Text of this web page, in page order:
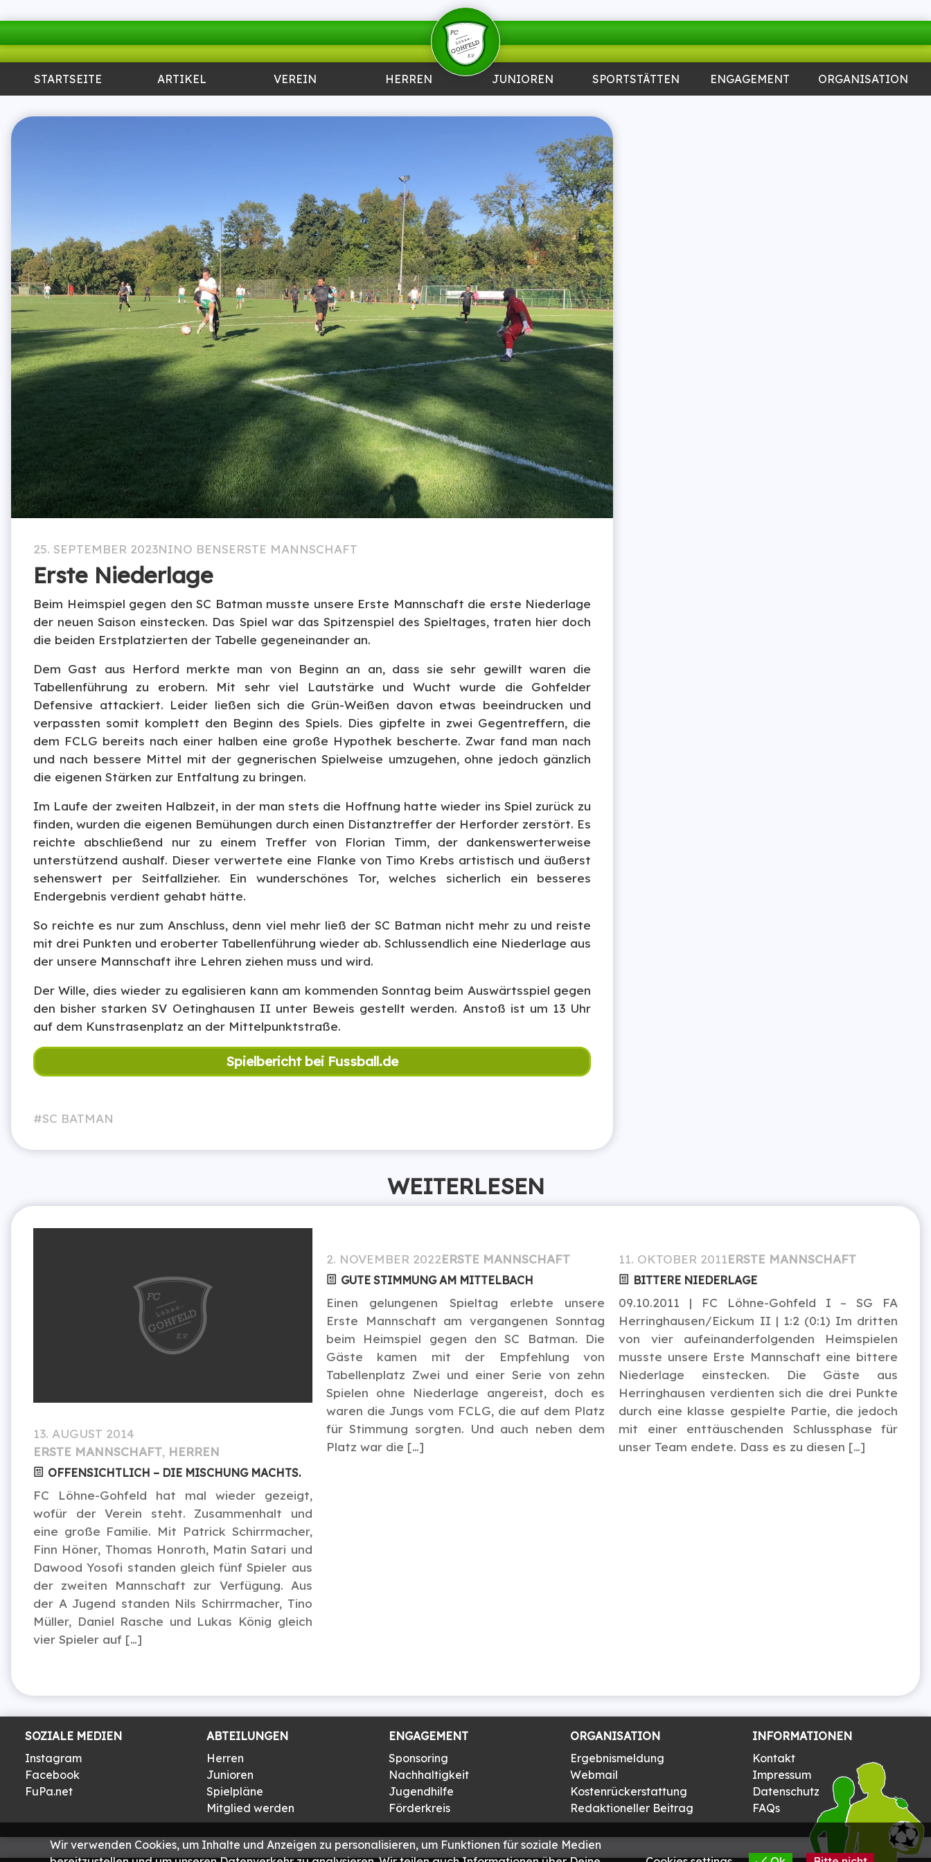
STARTSEITE ARTIKEL VEREIN HERREN JUNIOREN SPORTSTÄTTEN ENGAGEMENT ORGANISATION
25. SEPTEMBER 2023NINO BENSERSTE MANNSCHAFT
Erste Niederlage
Beim Heimspiel gegen den SC Batman musste unsere Erste Mannschaft die erste Niederlage
der neuen Saison einstecken. Das Spiel war das Spitzenspiel des Spieltages, traten hier doch
die beiden Erstplatzierten der Tabelle gegeneinander an.
Dem Gast aus Herford merkte man von Beginn an an, dass sie sehr gewillt waren die
Tabellenführung zu erobern. Mit sehr viel Lautstärke und Wucht wurde die Gohfelder
Defensive attackiert. Leider ließen sich die Grün-Weißen davon etwas beeindrucken und
verpassten somit komplett den Beginn des Spiels. Dies gipfelte in zwei Gegentreffern, die
dem FCLG bereits nach einer halben eine große Hypothek bescherte. Zwar fand man nach
und nach bessere Mittel mit der gegnerischen Spielweise umzugehen, ohne jedoch gänzlich
die eigenen Stärken zur Entfaltung zu bringen.
Im Laufe der zweiten Halbzeit, in der man stets die Hoffnung hatte wieder ins Spiel zurück zu
finden, wurden die eigenen Bemühungen durch einen Distanztreffer der Herforder zerstört. Es
reichte abschließend nur zu einem Treffer von Florian Timm, der dankenswerterweise
unterstützend aushalf. Dieser verwertete eine Flanke von Timo Krebs artistisch und äußerst
sehenswert per Seitfallzieher. Ein wunderschönes Tor, welches sicherlich ein besseres
Endergebnis verdient gehabt hätte.
So reichte es nur zum Anschluss, denn viel mehr ließ der SC Batman nicht mehr zu und reiste
mit drei Punkten und eroberter Tabellenführung wieder ab. Schlussendlich eine Niederlage aus
der unsere Mannschaft ihre Lehren ziehen muss und wird.
Der Wille, dies wieder zu egalisieren kann am kommenden Sonntag beim Auswärtsspiel gegen
den bisher starken SV Oetinghausen II unter Beweis gestellt werden. Anstoß ist um 13 Uhr
auf dem Kunstrasenplatz an der Mittelpunktstraße.
Spielbericht bei Fussball.de
SC BATMAN
WEITERLESEN
13. AUGUST 2014
ERSTE MANNSCHAFT, HERREN
OFFENSICHTLICH – DIE MISCHUNG MACHTS.
FC Löhne-Gohfeld hat mal wieder gezeigt,
wofür der Verein steht. Zusammenhalt und
eine große Familie. Mit Patrick Schirrmacher,
Finn Höner, Thomas Honroth, Matin Satari und
Dawood Yosofi standen gleich fünf Spieler aus
der zweiten Mannschaft zur Verfügung. Aus
der A Jugend standen Nils Schirrmacher, Tino
Müller, Daniel Rasche und Lukas König gleich
vier Spieler auf […]
2. NOVEMBER 2022ERSTE MANNSCHAFT
GUTE STIMMUNG AM MITTELBACH
Einen gelungenen Spieltag erlebte unsere
Erste Mannschaft am vergangenen Sonntag
beim Heimspiel gegen den SC Batman. Die
Gäste kamen mit der Empfehlung von
Tabellenplatz Zwei und einer Serie von zehn
Spielen ohne Niederlage angereist, doch es
waren die Jungs vom FCLG, die auf dem Platz
für Stimmung sorgten. Und auch neben dem
Platz war die […]
11. OKTOBER 2011ERSTE MANNSCHAFT
BITTERE NIEDERLAGE
09.10.2011 | FC Löhne-Gohfeld I – SG FA
Herringhausen/Eickum II | 1:2 (0:1) Im dritten
von vier aufeinanderfolgenden Heimspielen
musste unsere Erste Mannschaft eine bittere
Niederlage einstecken. Die Gäste aus
Herringhausen verdienten sich die drei Punkte
durch eine klasse gespielte Partie, die jedoch
mit einer enttäuschenden Schlussphase für
unser Team endete. Dass es zu diesen […]
SOZIALE MEDIEN
Instagram
Facebook
FuPa.net
ABTEILUNGEN
Herren
Junioren
Spielpläne
Mitglied werden
ENGAGEMENT
Sponsoring
Nachhaltigkeit
Jugendhilfe
Förderkreis
ORGANISATION
Ergebnismeldung
Webmail
Kostenrückerstattung
Redaktioneller Beitrag
INFORMATIONEN
Kontakt
Impressum
Datenschutz
FAQs
Wir verwenden Cookies, um Inhalte und Anzeigen zu personalisieren, um Funktionen für soziale Medien